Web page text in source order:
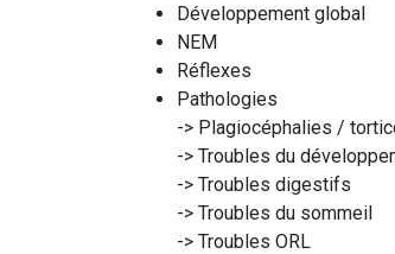
Développement global
NEM
Réflexes
Pathologies
-> Plagiocéphalies /
-> Troubles du
-> Troubles digestifs
-> Troubles du sommeil
-> Troubles ORL